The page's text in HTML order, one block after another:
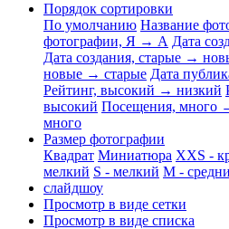
Порядок сортировки
По умолчанию Название
фотографии, Я → А Дата
Дата создания, старые →
новые → старые Дата
Рейтинг, высокий → низкий
высокий Посещения, много
много
Размер фотографии
Квадрат Миниатюра XXS -
мелкий S - мелкий M -
слайдшоу
Просмотр в виде сетки
Просмотр в виде списка